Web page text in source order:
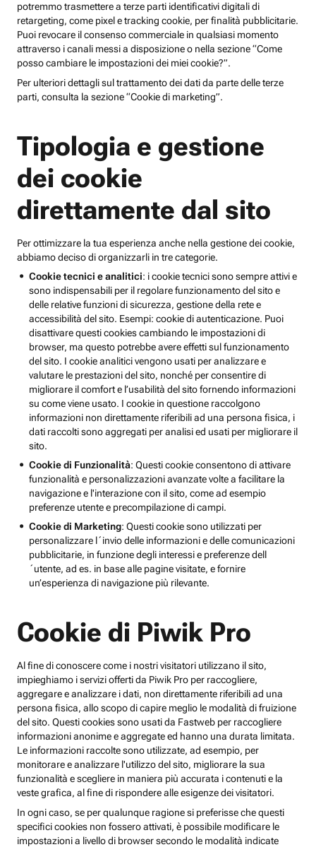
potremmo trasmettere a terze parti identificativi digitali di
retargeting, come pixel e tracking cookie, per finalità pubblicitarie.
Puoi revocare il consenso commerciale in qualsiasi momento
attraverso i canali messi a disposizione o nella sezione “Come
posso cambiare le impostazioni dei miei cookie?”.
Per ulteriori dettagli sul trattamento dei dati da parte delle terze
parti, consulta la sezione “Cookie di marketing”.
Tipologia e gestione
dei cookie
direttamente dal sito
Per ottimizzare la tua esperienza anche nella gestione dei cookie,
abbiamo deciso di organizzarli in tre categorie.
Cookie tecnici e analitici: i cookie tecnici sono sempre attivi e
sono indispensabili per il regolare funzionamento del sito e
delle relative funzioni di sicurezza, gestione della rete e
accessibilità del sito. Esempi: cookie di autenticazione. Puoi
disattivare questi cookies cambiando le impostazioni di
browser, ma questo potrebbe avere effetti sul funzionamento
del sito. I cookie analitici vengono usati per analizzare e
valutare le prestazioni del sito, nonché per consentire di
migliorare il comfort e l’usabilità del sito fornendo informazioni
su come viene usato. I cookie in questione raccolgono
informazioni non direttamente riferibili ad una persona fisica, i
dati raccolti sono aggregati per analisi ed usati per migliorare il
sito.
Cookie di Funzionalità: Questi cookie consentono di attivare
funzionalità e personalizzazioni avanzate volte a facilitare la
navigazione e l'interazione con il sito, come ad esempio
preferenze utente e precompilazione di campi.
Cookie di Marketing: Questi cookie sono utilizzati per
personalizzare l´invio delle informazioni e delle comunicazioni
pubblicitarie, in funzione degli interessi e preferenze dell
´utente, ad es. in base alle pagine visitate, e fornire
un’esperienza di navigazione più rilevante.
Cookie di Piwik Pro
Al fine di conoscere come i nostri visitatori utilizzano il sito,
impieghiamo i servizi offerti da Piwik Pro per raccogliere,
aggregare e analizzare i dati, non direttamente riferibili ad una
persona fisica, allo scopo di capire meglio le modalità di fruizione
del sito. Questi cookies sono usati da Fastweb per raccogliere
informazioni anonime e aggregate ed hanno una durata limitata.
Le informazioni raccolte sono utilizzate, ad esempio, per
monitorare e analizzare l'utilizzo del sito, migliorare la sua
funzionalità e scegliere in maniera più accurata i contenuti e la
veste grafica, al fine di rispondere alle esigenze dei visitatori.
In ogni caso, se per qualunque ragione si preferisse che questi
specifici cookies non fossero attivati, è possibile modificare le
impostazioni a livello di browser secondo le modalità indicate